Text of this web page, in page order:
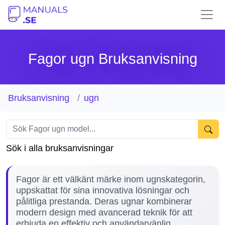
Fagor ugn Bruksanvisning
Bruksanvisning ugn
Sök i alla bruksanvisningar
Fagor är ett välkänt märke inom ugnskategorin,
uppskattat för sina innovativa lösningar och
pålitliga prestanda. Deras ugnar kombinerar
modern design med avancerad teknik för att